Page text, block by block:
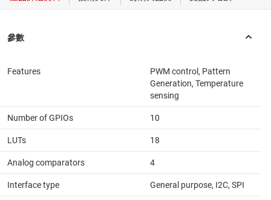
Features
PWM control, Pattern
Generation, Temperature
sensing
Number of GPIOs 10
LUTs 18
Analog comparators 4
Interface type General purpose, I2C, SPI